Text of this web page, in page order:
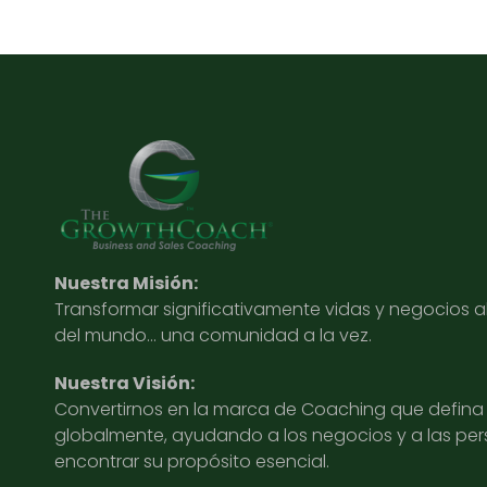
Nuestra Misión:
Transformar significativamente vidas y negocios
del mundo… una comunidad a la vez.
Nuestra Visión:
Convertirnos en la marca de Coaching que
globalmente, ayudando a los negocios y a las
encontrar su propósito esencial.